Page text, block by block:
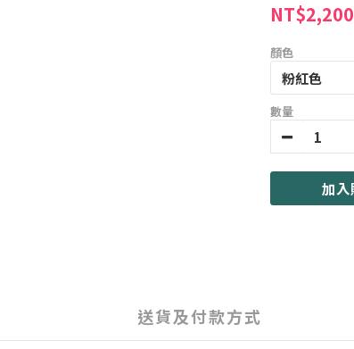
NT$2,200
顏色
數量
加
送貨及付款方式